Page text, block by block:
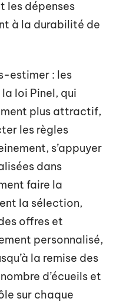
les dépenses
à la durabilité de
estimer : les
loi Pinel, qui
plus attractif,
les règles
s’appuyer
dans
faire la
la sélection,
offres et
personnalisé,
la remise des
d’écueils et
sur chaque